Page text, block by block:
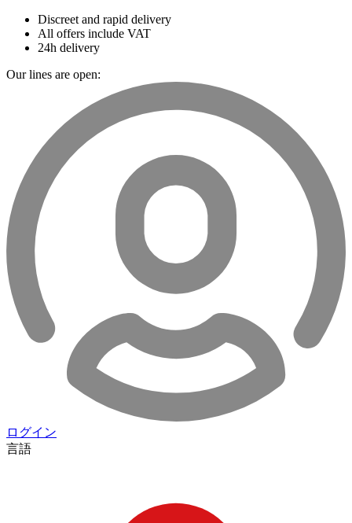
Discreet and rapid delivery
All offers include VAT
24h delivery
Our lines are open:
ログイン
言語